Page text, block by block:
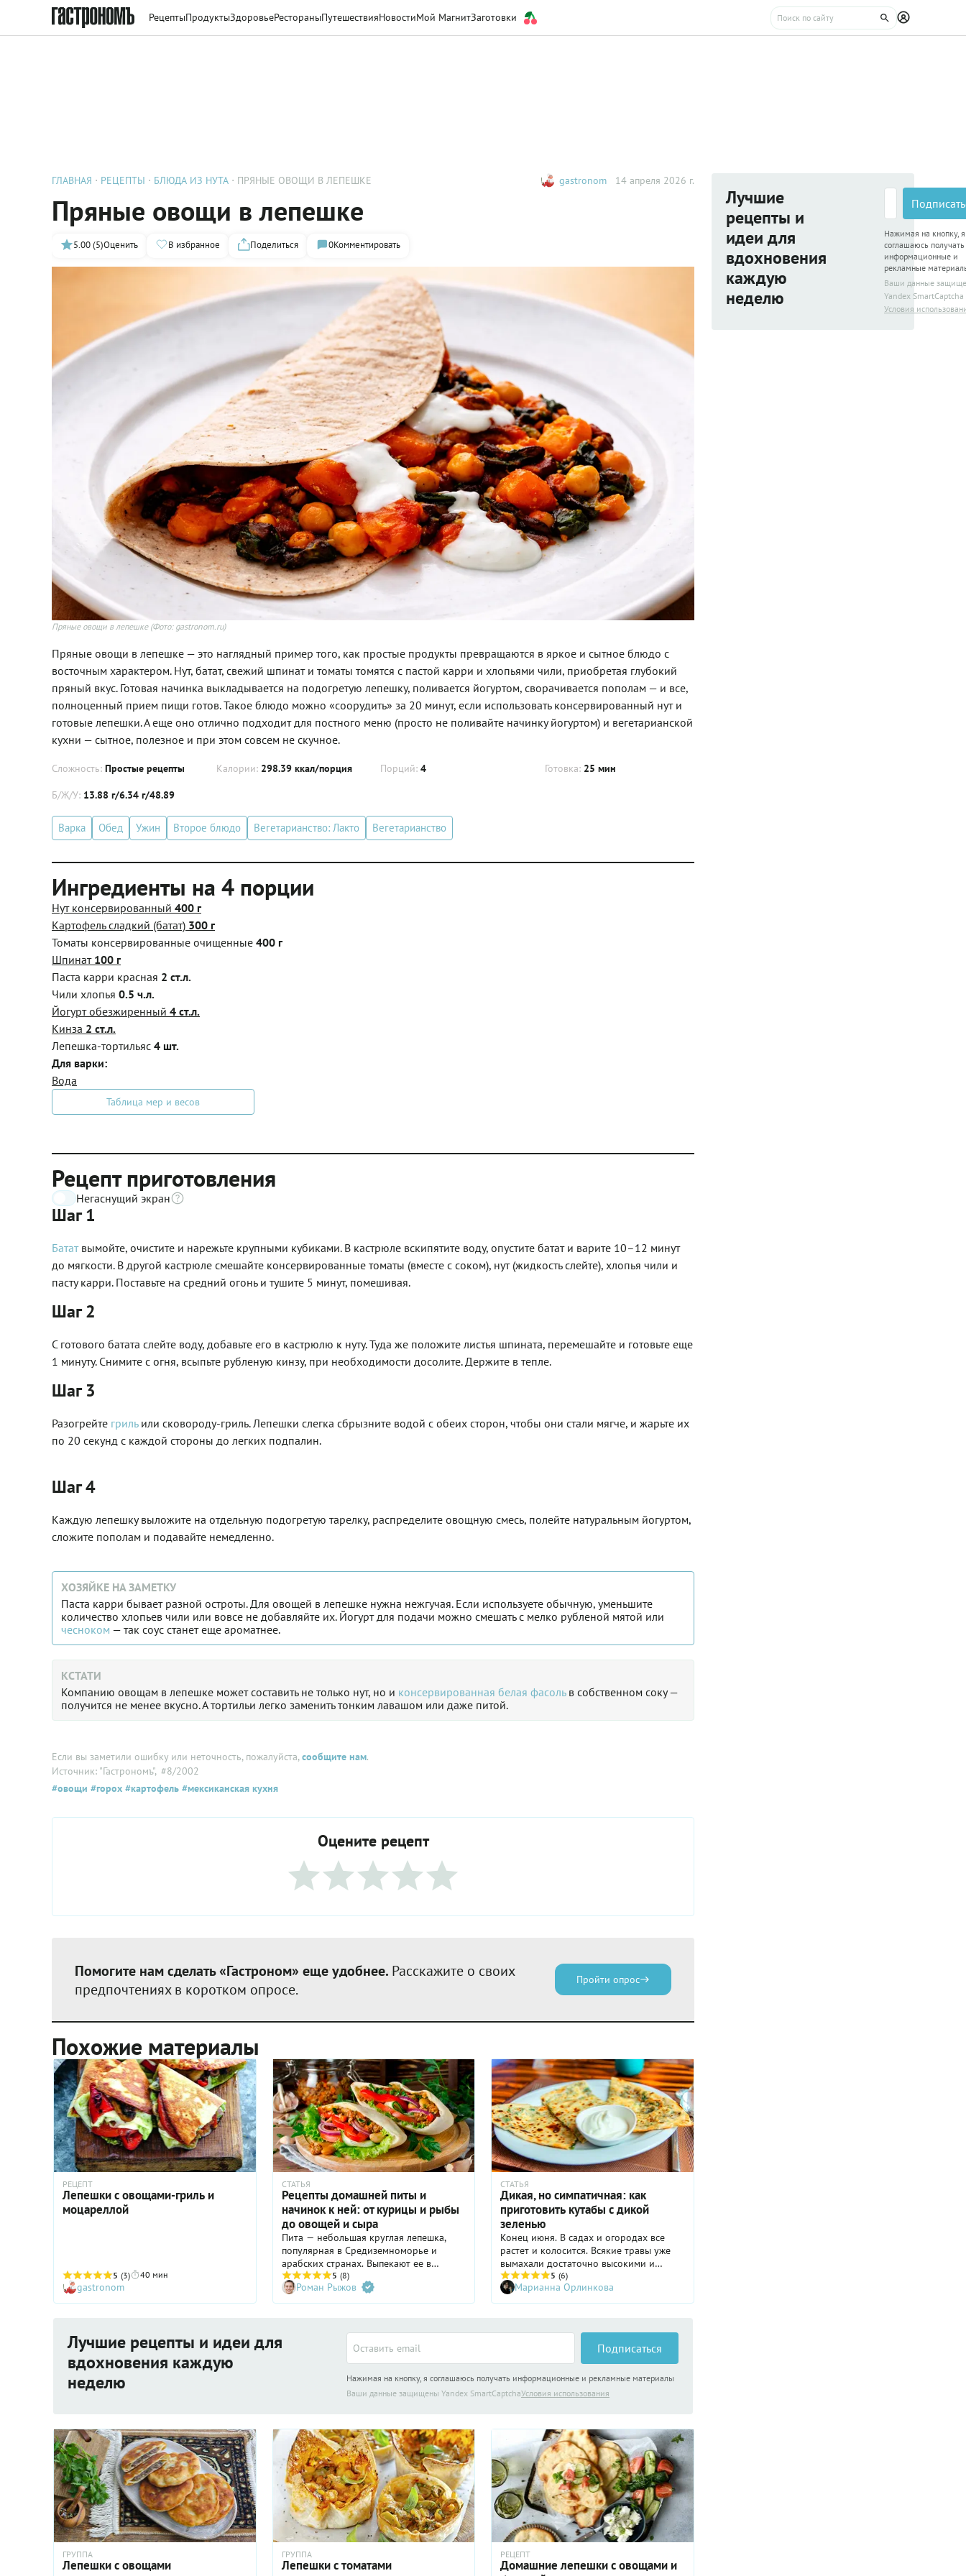
РецептыПродуктыЗдоровьеРестораныПутешествияНовостиМой МагнитЗаготовки
ГЛАВНАЯ РЕЦЕПТЫ БЛЮДА ИЗ НУТА ПРЯНЫЕ ОВОЩИ В ЛЕПЕШКЕ gastronom 14 апреля 2026 г.
Пряные овощи в лепешке
5.00 (5)Оценить В избранное Поделиться 0Комментировать
Пряные овощи в лепешке(Фото: gastronom.ru)
Пряные овощи в лепешке — это наглядный пример того, как простые продукты превращаются в яркое и сытное блюдо с
восточным характером. Нут, батат, свежий шпинат и томаты томятся с пастой карри и хлопьями чили, приобретая глубокий
пряный вкус. Готовая начинка выкладывается на подогретую лепешку, поливается йогуртом, сворачивается пополам — и все,
полноценный прием пищи готов. Такое блюдо можно «соорудить» за 20 минут, если использовать консервированный нут и
готовые лепешки. А еще оно отлично подходит для постного меню (просто не поливайте начинку йогуртом) и вегетарианской
кухни — сытное, полезное и при этом совсем не скучное.
Сложность: Простые рецепты Калории: 298.39 ккал/порция Порций: 4 Готовка: 25 мин
Б/Ж/У: 13.88 г/6.34 г/48.89
Варка Обед Ужин Второе блюдо Вегетарианство: Лакто Вегетарианство
Ингредиенты на 4 порции
Нут консервированный 400 г
Картофель сладкий (батат) 300 г
Томаты консервированные очищенные 400 г
Шпинат 100 г
Паста карри красная 2 ст.л.
Чили хлопья 0.5 ч.л.
Йогурт обезжиренный 4 ст.л.
Кинза 2 ст.л.
Лепешка-тортильяс 4 шт.
Для варки:
Вода
Таблица мер и весов
Рецепт приготовления
Негаснущий экран
Шаг 1
Бататвымойте, очистите и нарежьте крупными кубиками. В кастрюле вскипятите воду, опустите батат и варите 10–12 минут
до мягкости. В другой кастрюле смешайте консервированные томаты (вместе с соком), нут (жидкость слейте), хлопья чили и
пасту карри. Поставьте на средний огонь и тушите 5 минут, помешивая.
Шаг 2
С готового батата слейте воду, добавьте его в кастрюлю к нуту. Туда же положите листья шпината, перемешайте и готовьте еще
1 минуту. Снимите с огня, всыпьте рубленую кинзу, при необходимости досолите. Держите в тепле.
Шаг 3
Разогрейте грильили сковороду-гриль. Лепешки слегка сбрызните водой с обеих сторон, чтобы они стали мягче, и жарьте их
по 20 секунд с каждой стороны до легких подпалин.
Шаг 4
Каждую лепешку выложите на отдельную подогретую тарелку, распределите овощную смесь, полейте натуральным йогуртом,
сложите пополам и подавайте немедленно.
ХОЗЯЙКЕ НА ЗАМЕТКУ
Паста карри бывает разной остроты. Для овощей в лепешке нужна нежгучая. Если используете обычную, уменьшите
количество хлопьев чили или вовсе не добавляйте их. Йогурт для подачи можно смешать с мелко рубленой мятой или
чесноком — так соус станет еще ароматнее.
КСТАТИ
Компанию овощам в лепешке может составить не только нут, но и консервированная белая фасольв собственном соку —
получится не менее вкусно. А тортильи легко заменить тонким лавашом или даже питой.
Если вы заметили ошибку или неточность, пожалуйста,сообщите нам.
Источник: "Гастрономъ", #8/2002
#овощи #горох #картофель #мексиканская кухня
Оцените рецепт
Помогите нам сделать «Гастроном» еще удобнее. Расскажите о своих
предпочтениях в коротком опросе.
Пройти опрос
Похожие материалы
РЕЦЕПТ
Лепешки с овощами-гриль и
моцареллой
5 (3) 40 мин
gastronom
СТАТЬЯ
Рецепты домашней питы и
начинок к ней: от курицы и рыбы
до овощей и сыра
Пита — небольшая круглая лепешка,
популярная в Средиземноморье и
арабских странах. Выпекают ее в
раскаленной печи: именно высокая
температура позволяет тесту мгновенно
подняться и образовать внутри полость
и поделимся рецептами простых и
вкусных начинок.
5 (8)
Роман Рыжов
СТАТЬЯ
Дикая, но симпатичная: как
приготовить кутабы с дикой
зеленью
Конец июня. В садах и огородах все
растет и колосится. Всякие травы уже
вымахали достаточно высокими и
сочными, чтобы их было несложно
собирать, — но они все еще молодые и
очень даже съедобные. Я люблю дикую
5 (6)
Марианна Орлинкова
Лучшие рецепты и идеи для
вдохновения каждую
неделю
Подписаться
Нажимая на кнопку, я соглашаюсь получать информационные и рекламные материалы
Ваши данные защищены Yandex SmartCaptchaУсловия использования
ГРУППА
Лепешки с овощами
ГРУППА
Лепешки с томатами
РЕЦЕПТ
Домашние лепешки с овощами и
Лучшие
рецепты и
идеи для
вдохновения
каждую
неделю
Нажимая на кнопку, я
соглашаюсь получать
информационные и
рекламные
Ваши данные
Yandex SmartCaptcha
Условия